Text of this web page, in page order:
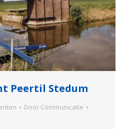
Peertil Stedum
Door Communicatie